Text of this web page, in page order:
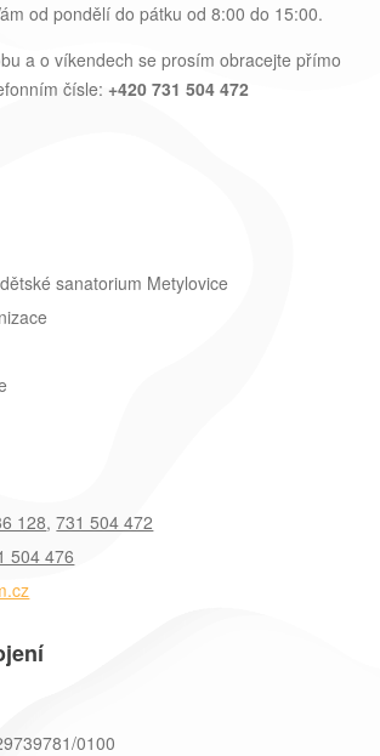
od pondělí do pátku od 8:00 do 15:00.
a o víkendech se prosím obracejte přímo
čísle:+420 731 504 472
sanatorium Metylovice
128,731 504 472
504 476
0100